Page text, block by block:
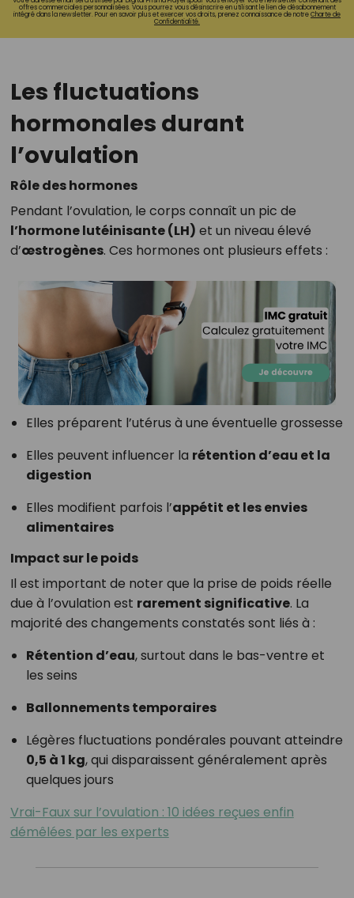
offres commerciales personnalisées. Vous pourrez vous désinscrire en utilisant le lien de désabonnement
intégré dans la newsletter. Pour en savoir plus et exercer vos droits, prenez connaissance de notreCharte de
Confidentialité.
Les fluctuations
hormonales durant
l’ovulation
Rôle des hormones
Pendant l’ovulation, le corps connaît un pic de
l’hormone lutéinisante (LH) et un niveau élevé
d’œstrogènes. Ces hormones ont plusieurs effets :
Elles préparent l’utérus à une éventuelle grossesse
Elles peuvent influencer la rétention d’eau et la
digestion
Elles modifient parfois l’appétit et les envies
alimentaires
Impact sur le poids
Il est important de noter que la prise de poids réelle
due à l’ovulation est rarement significative. La
majorité des changements constatés sont liés à :
Rétention d’eau, surtout dans le bas-ventre et
les seins
Ballonnements temporaires
Légères fluctuations pondérales pouvant atteindre
0,5 à 1 kg, qui disparaissent généralement après
quelques jours
Vrai-Faux sur l’ovulation : 10 idées reçues enfin
démêlées par les experts